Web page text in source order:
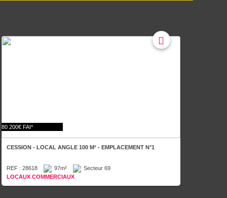
80 200€ FAI*
CESSION - LOCAL ANGLE 100 M² - EMPLACEMENT N°1
REF : 28618 97m²
Secteur 69
LOCAUX COMMERCIAUX